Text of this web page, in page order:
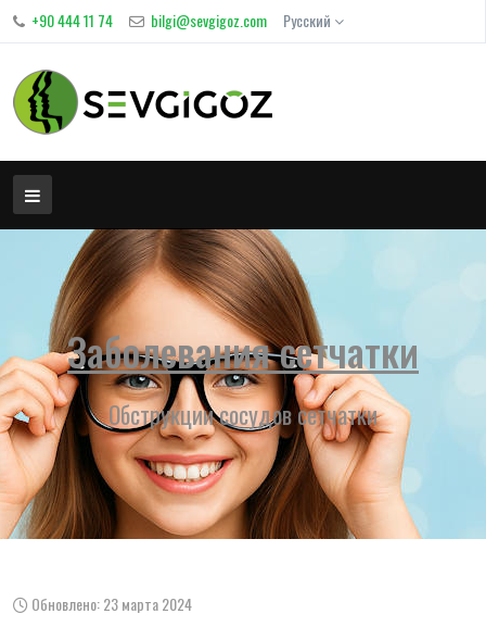
+90 444 11 74 bilgi@sevgigoz.com Русский
Заболевания сетчатки
Обструкции сосудов сетчатки
Обновлено: 23 марта 2024